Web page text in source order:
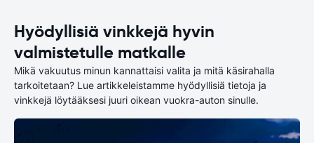
Hyödyllisiä vinkkejä hyvin
valmistetulle matkalle
Mikä vakuutus minun kannattaisi valita ja mitä käsirahalla
tarkoitetaan? Lue artikkeleistamme hyödyllisiä tietoja ja
vinkkejä löytääksesi juuri oikean vuokra-auton sinulle.